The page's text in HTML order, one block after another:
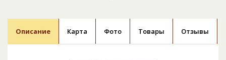
Описание Карта Фото Товары Отзывы